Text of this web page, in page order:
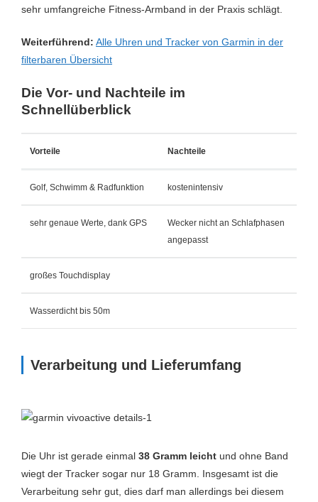
sehr umfangreiche Fitness-Armband in der Praxis schlägt.
Weiterführend: Alle Uhren und Tracker von Garmin in der
filterbaren Übersicht
Die Vor- und Nachteile im
Schnellüberblick
Vorteile Nachteile
Golf, Schwimm & Radfunktion kostenintensiv
sehr genaue Werte, dank GPS
Wecker nicht an Schlafphasen
angepasst
großes Touchdisplay
Wasserdicht bis 50m
Verarbeitung und Lieferumfang
Die Uhr ist gerade einmal 38 Gramm leicht und ohne Band
wiegt der Tracker sogar nur 18 Gramm. Insgesamt ist die
Verarbeitung sehr gut, dies darf man allerdings bei diesem